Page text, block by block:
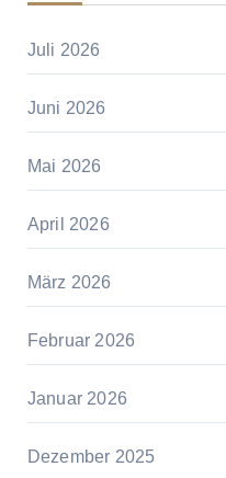
Juli 2026
Juni 2026
Mai 2026
April 2026
März 2026
Februar 2026
Januar 2026
Dezember 2025